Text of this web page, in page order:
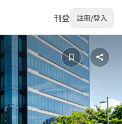
刊登 註冊/登入